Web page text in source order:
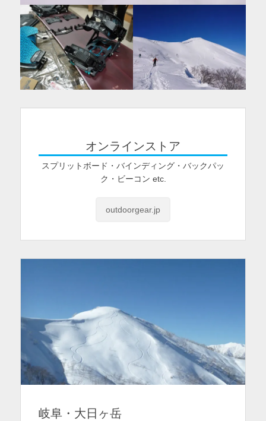
オンラインストア
スプリットボード・バインディング・バックパッ
ク・ビーコン etc.
outdoorgear.jp
岐阜・大日ヶ岳